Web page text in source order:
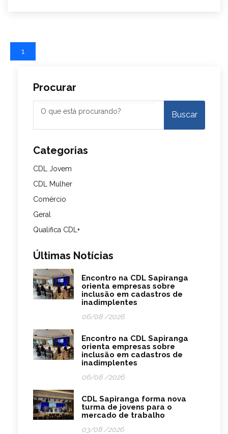
1
Procurar
Categorias
CDL Jovem
CDL Mulher
Comércio
Geral
Qualifica CDL+
Últimas Notícias
Encontro na CDL Sapiranga
orienta empresas sobre
inclusão em cadastros de
inadimplentes
06/08 /2026
Encontro na CDL Sapiranga
orienta empresas sobre
inclusão em cadastros de
inadimplentes
06/08 /2026
CDL Sapiranga forma nova
turma de jovens para o
mercado de trabalho
03/08 /2026